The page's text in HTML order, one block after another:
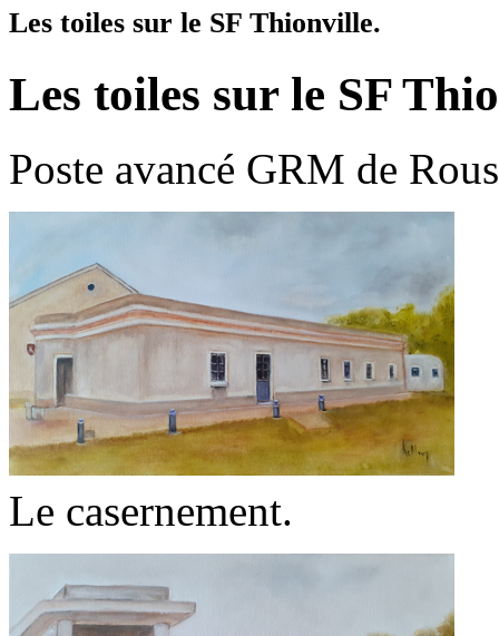
Les toiles sur le SF Thionville.
Les toiles sur le SF
Poste avancé GRM de
Le casernement.